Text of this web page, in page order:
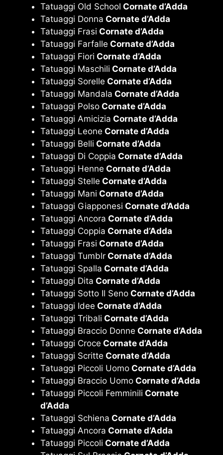
Tatuaggi Old School Cornate d’Adda
Tatuaggi Donna Cornate d’Adda
Tatuaggi Frasi Cornate d’Adda
Tatuaggi Farfalle Cornate d’Adda
Tatuaggi Fiori Cornate d’Adda
Tatuaggi Maschili Cornate d’Adda
Tatuaggi Sorelle Cornate d’Adda
Tatuaggi Mandala Cornate d’Adda
Tatuaggi Polso Cornate d’Adda
Tatuaggi Amicizia Cornate d’Adda
Tatuaggi Leone Cornate d’Adda
Tatuaggi Belli Cornate d’Adda
Tatuaggi Di Coppia Cornate d’Adda
Tatuaggi Henne Cornate d’Adda
Tatuaggi Stelle Cornate d’Adda
Tatuaggi Mani Cornate d’Adda
Tatuaggi Giapponesi Cornate d’Adda
Tatuaggi Ancora Cornate d’Adda
Tatuaggi Coppia Cornate d’Adda
Tatuaggi Frasi Cornate d’Adda
Tatuaggi Tumblr Cornate d’Adda
Tatuaggi Spalla Cornate d’Adda
Tatuaggi Dita Cornate d’Adda
Tatuaggi Sotto Il Seno Cornate d’Adda
Tatuaggi Idee Cornate d’Adda
Tatuaggi Tribali Cornate d’Adda
Tatuaggi Braccio Donne Cornate d’Adda
Tatuaggi Croce Cornate d’Adda
Tatuaggi Scritte Cornate d’Adda
Tatuaggi Piccoli Uomo Cornate d’Adda
Tatuaggi Braccio Uomo Cornate d’Adda
Tatuaggi Piccoli Femminili Cornate
d’Adda
Tatuaggi Schiena Cornate d’Adda
Tatuaggi Ancora Cornate d’Adda
Tatuaggi Piccoli Cornate d’Adda